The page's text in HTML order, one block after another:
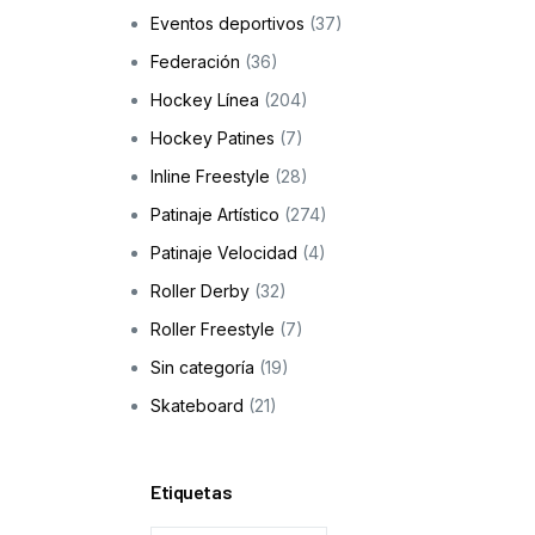
a la infancia y adolescencia
Skateboarding
Eventos deportivos (37)
Federación (36)
Hockey Línea (204)
Hockey Patines (7)
Inline Freestyle (28)
Patinaje Artístico (274)
Patinaje Velocidad (4)
Roller Derby (32)
Roller Freestyle (7)
Sin categoría (19)
Skateboard (21)
Etiquetas